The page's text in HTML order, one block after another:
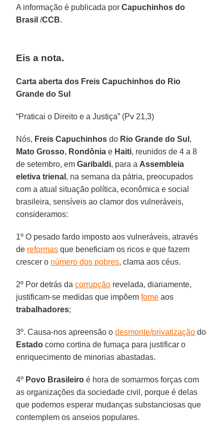
A informação é publicada porCapuchinhos do
Brasil /CCB.
Eis a nota.
Carta aberta dos Freis Capuchinhos do Rio
Grande do Sul
“Praticai o Direito e a Justiça” (Pv 21,3)
Nós, Freis Capuchinhos do Rio Grande do Sul ,
Mato Grosso, Rondônia e Haiti, reunidos de 4 a 8
de setembro, emGaribaldi, para a Assembleia
eletiva trienal , na semana da pátria, preocupados
com a atual situação política, econômica e social
brasileira, sensíveis ao clamor dos vulneráveis,
consideramos:
1º O pesado fardo imposto aos vulneráveis, através
de reformas que beneficiam os ricos e que fazem
crescer o número dos pobres, clama aos céus.
2º Por detrás dacorrupção revelada, diariamente,
justificam-se medidas que impõemfome aos
trabalhadores;
3º. Causa-nos apreensão odesmonte/privatização do
Estado como cortina de fumaça para justificar o
enriquecimento de minorias abastadas.
4º Povo Brasileiro é hora de somarmos forças com
as organizações da sociedade civil, porque é delas
que podemos esperar mudanças substanciosas que
contemplem os anseios populares.